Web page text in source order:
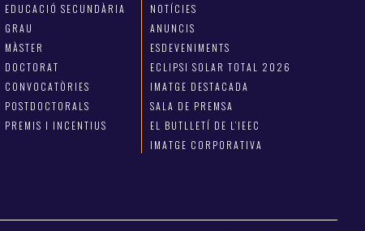
EDUCACIÓ SECUNDÀRIA
GRAU
MÀSTER
DOCTORAT
CONVOCATÒRIES
POSTDOCTORALS
PREMIS I INCENTIUS
NOTÍCIES
ANUNCIS
ESDEVENIMENTS
ECLIPSI SOLAR TOTAL 2026
IMATGE DESTACADA
SALA DE PREMSA
EL BUTLLETÍ DE L’IEEC
IMATGE CORPORATIVA